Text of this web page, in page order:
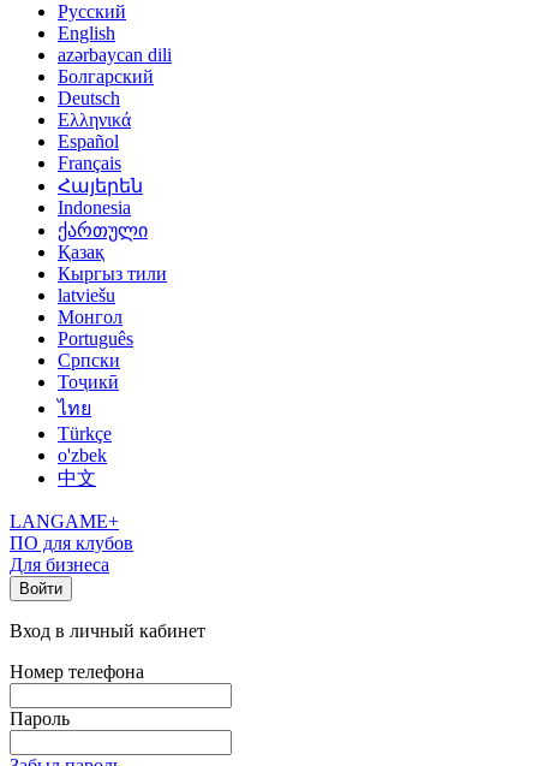
Русский
English
azərbaycan dili
Болгарский
Deutsch
Ελληνικά
Español
Français
Հայերեն
Indonesia
ქართული
Қазақ
Кыргыз тили
latviešu
Монгол
Português
Српски
Тоҷикӣ
ไทย
Türkçe
o'zbek
中文
LANGAME+
ПО для клубов
Для бизнеса
Войти
Вход в личный кабинет
Номер телефона
Пароль